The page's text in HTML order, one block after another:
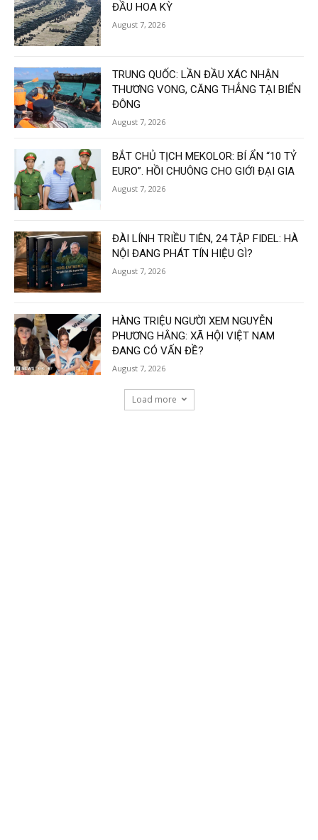
ĐẦU HOA KỲ
August 7, 2026
TRUNG QUỐC: LẦN ĐẦU XÁC NHẬN
THƯƠNG VONG, CĂNG THẲNG TẠI BIỂN
ĐÔNG
August 7, 2026
BẮT CHỦ TỊCH MEKOLOR: BÍ ẨN “10 TỶ
EURO”. HỒI CHUÔNG CHO GIỚI ĐẠI GIA
August 7, 2026
ĐÀI LÍNH TRIỀU TIÊN, 24 TẬP FIDEL: HÀ
NỘI ĐANG PHÁT TÍN HIỆU GÌ?
August 7, 2026
HÀNG TRIỆU NGƯỜI XEM NGUYỄN
PHƯƠNG HẰNG: XÃ HỘI VIỆT NAM
ĐANG CÓ VẤN ĐỀ?
August 7, 2026
Load more